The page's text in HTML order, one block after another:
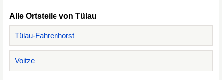
Alle Ortsteile von Tülau
Tülau-Fahrenhorst
Voitze